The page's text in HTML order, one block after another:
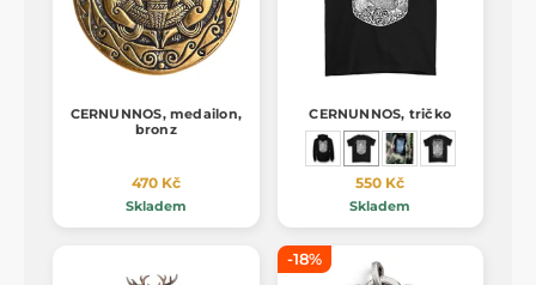
CERNUNNOS, medailon,
bronz
470 Kč
Skladem
CERNUNNOS, tričko
550 Kč
Skladem
-18%